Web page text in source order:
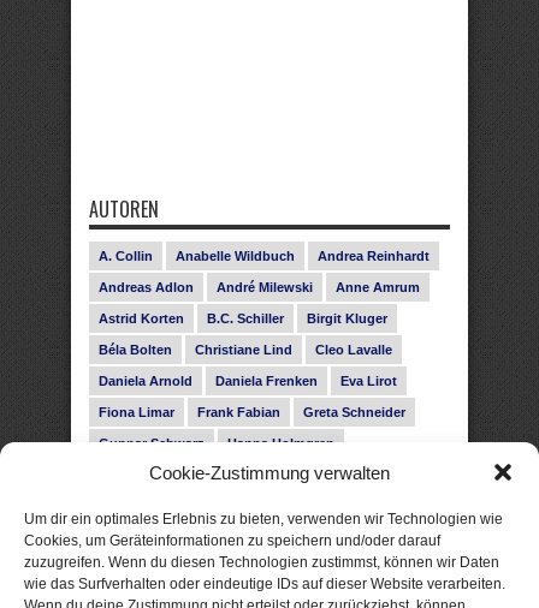
Cookie-Zustimmung verwalten
Um dir ein optimales Erlebnis zu bieten, verwenden wir Technologien wie
Cookies, um Geräteinformationen zu speichern und/oder darauf
zuzugreifen. Wenn du diesen Technologien zustimmst, können wir Daten
wie das Surfverhalten oder eindeutige IDs auf dieser Website verarbeiten.
AUTOREN
A. Collin Anabelle Wildbuch Andrea Reinhardt
Andreas Adlon André Milewski Anne Amrum
Astrid Korten B.C. Schiller Birgit Kluger
Béla Bolten Christiane Lind Cleo Lavalle
Daniela Arnold Daniela Frenken Eva Lirot
Fiona Limar Frank Fabian Greta Schneider
Gunnar Schwarz Hanna Holmgren
Heike Fröhling Ina Glahe Ivo Pala J. Vellguth
Leonie Haubrich Lilly Labord Livia Pipes
Malin Blunk Marcus Hünnebeck Martin Krist
Melisa Schwermer Nele Bruun Nika Lubitsch